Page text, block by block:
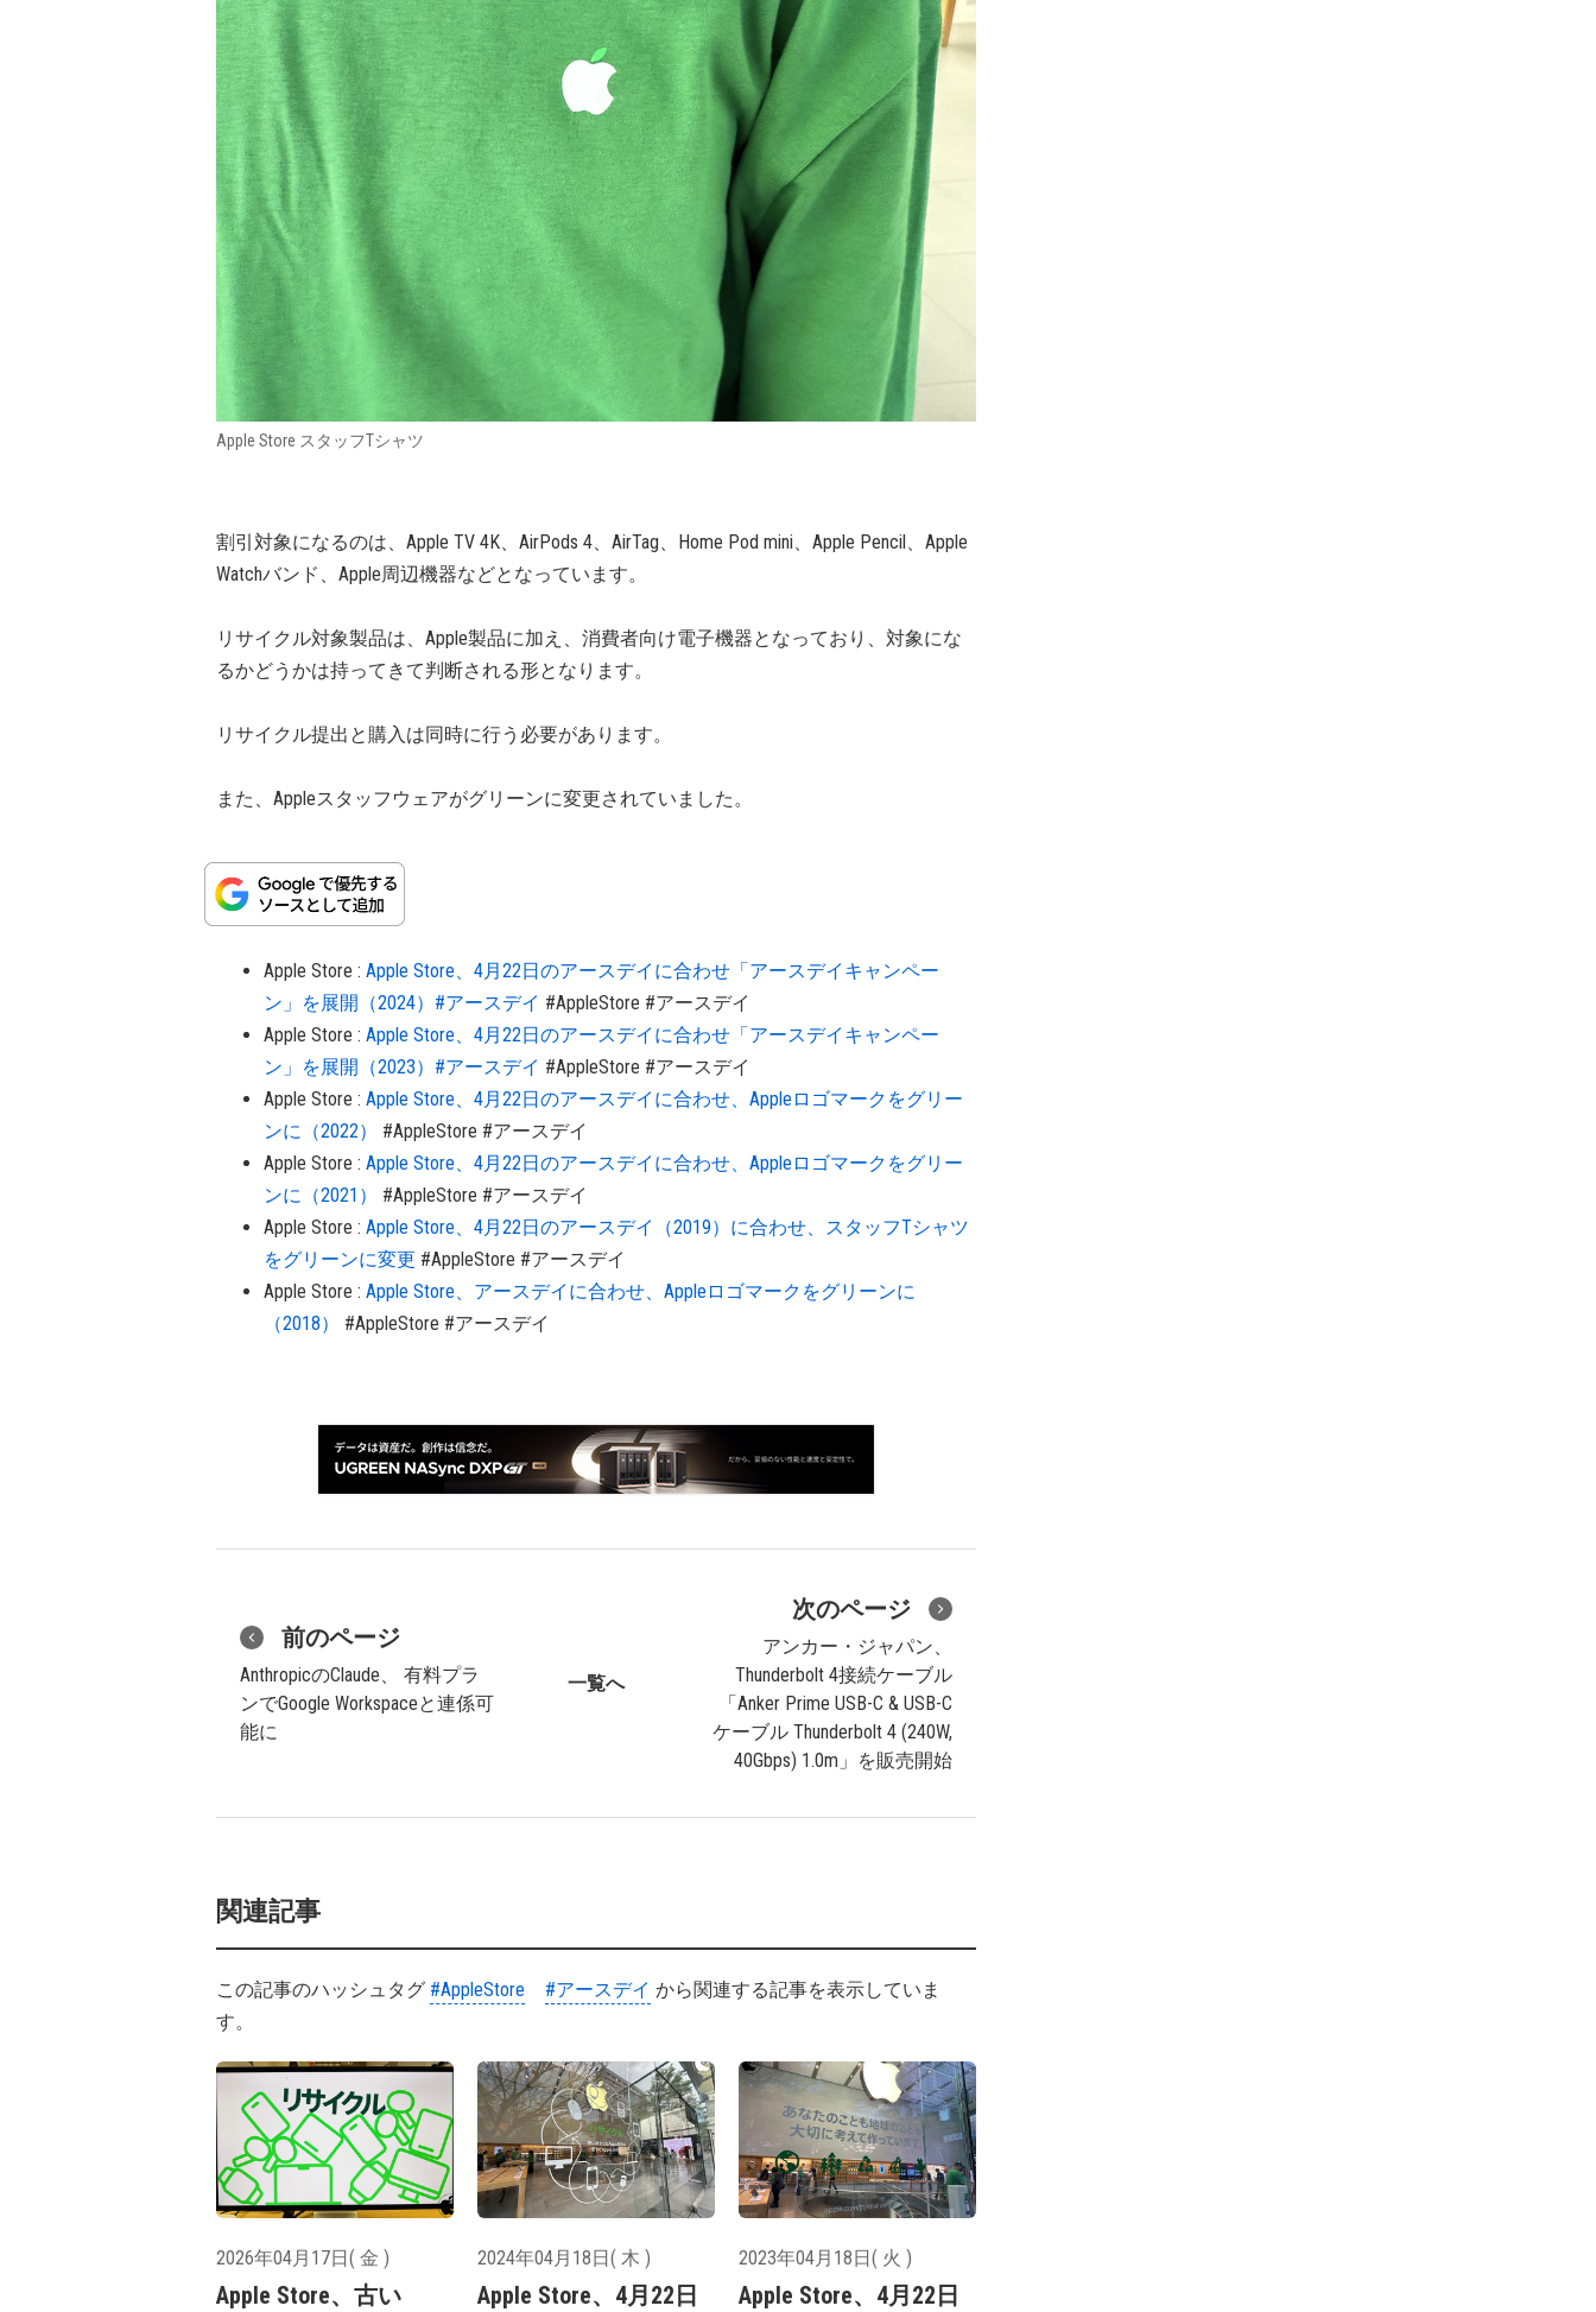
Apple Store スタッフTシャツ
割引対象になるのは、Apple TV 4K、AirPods 4、AirTag、Home Pod mini、Apple Pencil、Apple
Watchバンド、Apple周辺機器などとなっています。
リサイクル対象製品は、Apple製品に加え、消費者向け電子機器となっており、対象にな
るかどうかは持ってきて判断される形となります。
リサイクル提出と購入は同時に行う必要があります。
また、Appleスタッフウェアがグリーンに変更されていました。
Apple Store : Apple Store、4月22日のアースデイに合わせ「アースデイキャンペー
ン」を展開（2024）#アースデイ #AppleStore #アースデイ
Apple Store : Apple Store、4月22日のアースデイに合わせ「アースデイキャンペー
ン」を展開（2023）#アースデイ #AppleStore #アースデイ
Apple Store : Apple Store、4月22日のアースデイに合わせ、Appleロゴマークをグリー
ンに（2022）
#AppleStore #アースデイ
Apple Store : Apple Store、4月22日のアースデイに合わせ、Appleロゴマークをグリー
ンに（2021）
#AppleStore #アースデイ
Apple Store : Apple Store、4月22日のアースデイ（2019）に合わせ、スタッフTシャツ
をグリーンに変更 #AppleStore #アースデイ
Apple Store : Apple Store、アースデイに合わせ、Appleロゴマークをグリーンに
（2018）
#AppleStore #アースデイ
前のページ
AnthropicのClaude、 有料プラ
ンでGoogle Workspaceと連係可
能に
一覧へ
次のページ
アンカー・ジャパン、
Thunderbolt 4接続ケーブル
「Anker Prime USB-C & USB-C
ケーブル Thunderbolt 4 (240W,
40Gbps) 1.0m」を販売開始
関連記事
この記事のハッシュタグ #AppleStore #アースデイ から関連する記事を表示していま
す。
2026年04月17日( 金 )
Apple Store、古い
2024年04月18日( 木 )
Apple Store、4月22日
2023年04月18日( 火 )
Apple Store、4月22日